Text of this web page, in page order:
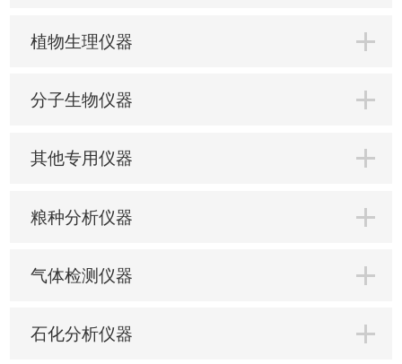
植物生理仪器
分子生物仪器
其他专用仪器
粮种分析仪器
气体检测仪器
石化分析仪器